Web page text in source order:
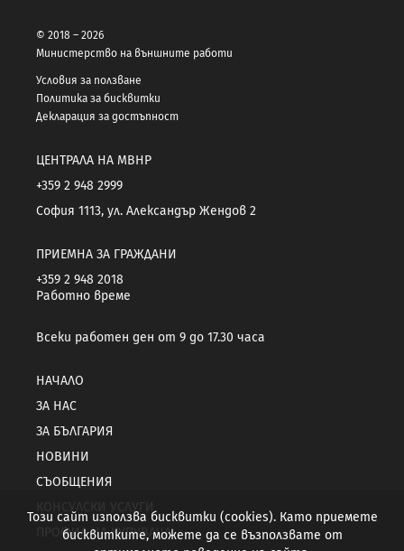
© 2018 – 2026
Министерство на външните работи
Условия за ползване
Политика за бисквитки
Декларация за достъпност
ЦЕНТРАЛА НА МВНР
+359 2 948 2999
София 1113, ул. Александър Жендов 2
ПРИЕМНА ЗА ГРАЖДАНИ
+359 2 948 2018
Работно време
Всеки работен ден от 9 до 17.30 часа
НАЧАЛО
ЗА НАС
ЗА БЪЛГАРИЯ
НОВИНИ
СЪОБЩЕНИЯ
ПРОФИЛ НА КУПУВАЧА
Този сайт използва бисквитки (cookies). Като приемете
бисквитките, можете да се възползвате от